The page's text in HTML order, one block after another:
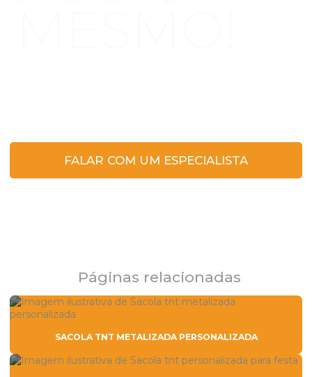
FALAR COM UM ESPECIALISTA
Páginas relacionadas
SACOLA TNT METALIZADA PERSONALIZADA